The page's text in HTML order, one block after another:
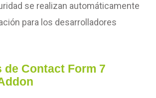
se realizan automáticamente
para los desarrolladores
de Contact Form 7